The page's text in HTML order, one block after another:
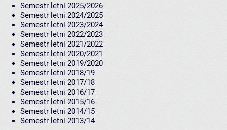
Semestr letni 2025/2026
Semestr letni 2024/2025
Semestr letni 2023/2024
Semestr letni 2022/2023
Semestr letni 2021/2022
Semestr letni 2020/2021
Semestr letni 2019/2020
Semestr letni 2018/19
Semestr letni 2017/18
Semestr letni 2016/17
Semestr letni 2015/16
Semestr letni 2014/15
Semestr letni 2013/14